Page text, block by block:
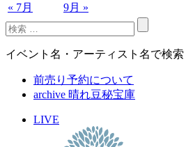
« 7月 9月 »
イベント名・アーティスト名で検索
前売り予約について
archive 晴れ豆秘宝庫
LIVE